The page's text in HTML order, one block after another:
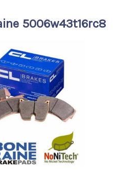
5006w43t16rc8